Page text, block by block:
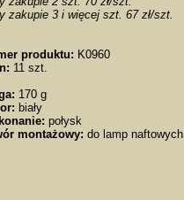
zakupie 3 i więcej szt. 67 zł/szt.
produktu: K0960
11 szt.
170 g
biały
połysk
montażowy: do lamp naftowych